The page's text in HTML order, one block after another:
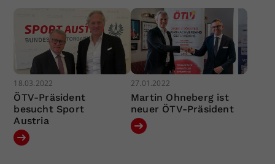
18.03.2022
ÖTV-Präsident
besucht Sport
Austria
27.01.2022
Martin Ohneberg ist
neuer ÖTV-Präsident